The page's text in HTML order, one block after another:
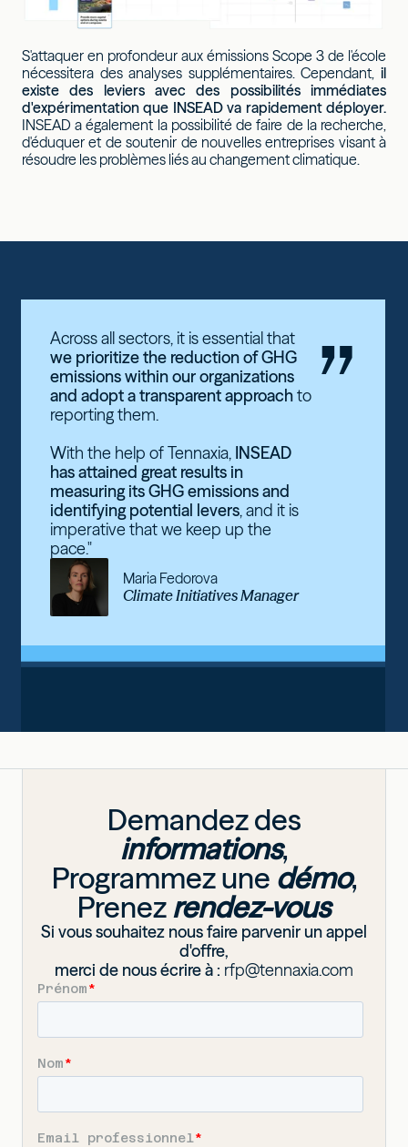
S'attaquer en profondeur aux émissions Scope 3 de l'école
nécessitera des analyses supplémentaires. Cependant, il
existe des leviers avec des possibilités immédiates
d'expérimentation que INSEAD va rapidement déployer.
INSEAD a également la possibilité de faire de la recherche,
d'éduquer et de soutenir de nouvelles entreprises visant à
résoudre les problèmes liés au changement climatique.
Across all sectors, it is essential that
we prioritize the reduction of GHG
emissions within our organizations
and adopt a transparent approachto
reporting them.
With the help of Tennaxia, INSEAD
has attained great results in
measuring its GHG emissions and
identifying potential levers, and it is
imperative that we keep up the
pace."
Maria Fedorova
Climate Initiatives Manager
”
Demandez des
informations,
Programmez une démo,
Prenez rendez-vous
Si vous souhaitez nous faire parvenir un appel
d'offre,
merci de nous écrire à : rfp@tennaxia.com